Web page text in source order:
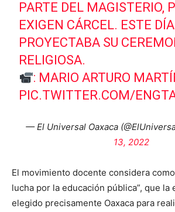
PARTE DEL MAGISTERIO,
EXIGEN CÁRCEL. ESTE
PROYECTABA SU
RELIGIOSA.
: MARIO ARTURO
PIC.TWITTER.COM/
— El Universal Oaxaca
13, 2022
El movimiento docente considera
lucha por la educación pública”, que la
elegido precisamente Oaxaca para